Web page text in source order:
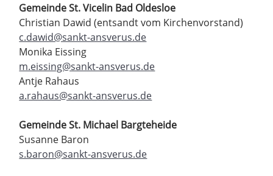
Gemeinde St. Vicelin Bad Oldesloe
Christian Dawid (entsandt vom Kirchenvorstand)
c.dawid@sankt-ansverus.de
Monika Eissing
m.eissing@sankt-ansverus.de
Antje Rahaus
a.rahaus@sankt-ansverus.de
Gemeinde St. Michael Bargteheide
Susanne Baron
s.baron@sankt-ansverus.de